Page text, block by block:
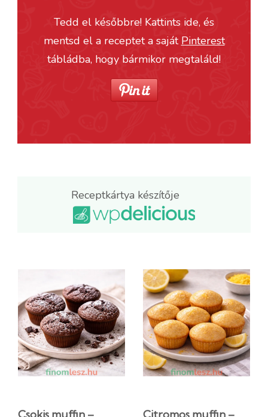
Tedd el későbbre! Kattints ide, és
mentsd el a receptet a saját Pinterest
tábládba, hogy bármikor megtaláld!
Receptkártya készítője
Csokis muffin – Citromos muffin –